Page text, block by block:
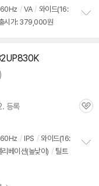
60Hz / VA / 와이드(16:
시가: 379,000원
등록
관
60Hz / IPS / 와이드(16:
리베이션(높낮이) / 틸트